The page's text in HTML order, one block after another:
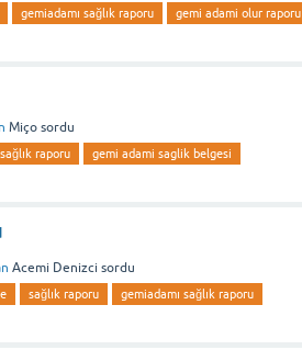
gemiadamı sağlık raporu
gemi adami olur raporu
Miço sordu
sağlık raporu
gemi adami saglik belgesi
Acemi Denizci sordu
sağlık raporu
gemiadamı sağlık raporu